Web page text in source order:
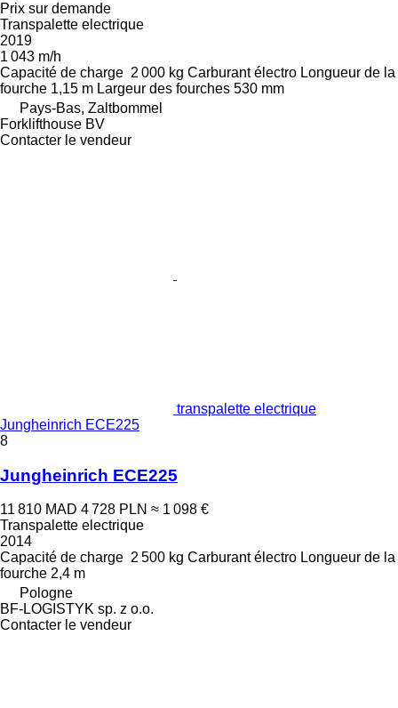
Prix sur demande
Transpalette electrique
2019
1 043 m/h
Capacité de charge 2 000 kg Carburant électro Longueur de la
fourche 1,15 m Largeur des fourches 530 mm
Pays-Bas, Zaltbommel
Forklifthouse BV
Contacter le vendeur
transpalette electrique
Jungheinrich ECE225
8
Jungheinrich ECE225
11 810 MAD 4 728 PLN ≈ 1 098 €
Transpalette electrique
2014
Capacité de charge 2 500 kg Carburant électro Longueur de la
fourche 2,4 m
Pologne
BF-LOGISTYK sp. z o.o.
Contacter le vendeur